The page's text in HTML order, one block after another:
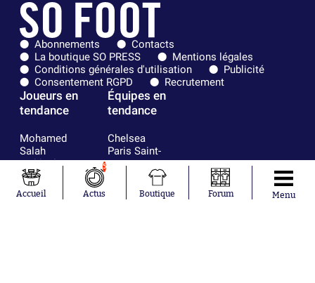
Abonnements
Contacts
La boutique SO PRESS
Mentions légales
Conditions générales d'utilisation
Publicité
Consentement RGPD
Recrutement
Joueurs en
tendance
Mohamed
Salah
Mykhailo
Mudryk
Neymar
Khalis Merah
Équipes en
tendance
Chelsea
Paris Saint-
Germain
Bordeaux
Olympique
lyonnais
Accueil
5
Actus Boutique Forum Menu